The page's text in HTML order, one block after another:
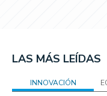
LAS MÁS LEÍDAS
INNOVACIÓN